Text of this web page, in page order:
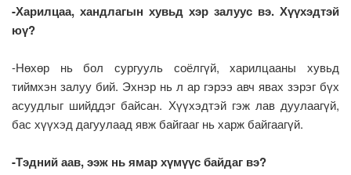
-Харилцаа, хандлагын хувьд хэр залуус вэ. Хүүхэдтэй
юү?
-Нөхөр нь бол сургууль соёлгүй, харилцааны хувьд
тиймхэн залуу бий. Эхнэр нь л ар гэрээ авч явах зэрэг бүх
асуудлыг шийддэг байсан. Хүүхэдтэй гэж лав дуулаагүй,
бас хүүхэд дагуулаад явж байгааг нь харж байгаагүй.
-Тэдний аав, ээж нь ямар хүмүүс байдаг вэ?